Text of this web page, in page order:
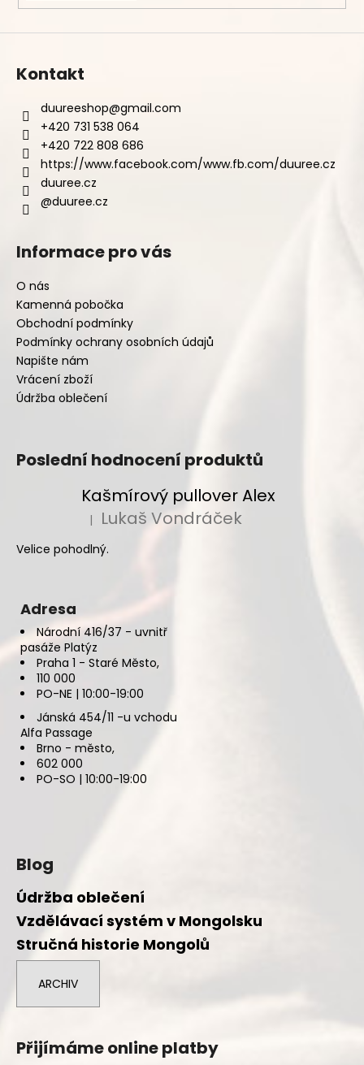
Kontakt
duureeshop@gmail.com
+420 731 538 064
+420 722 808 686
https://www.facebook.com/www.fb.com/duuree.cz
duuree.cz
@duuree.cz
Informace pro vás
O nás
Kamenná pobočka
Obchodní podmínky
Podmínky ochrany osobních údajů
Napište nám
Vrácení zboží
Údržba oblečení
Poslední hodnocení produktů
Kašmírový pullover Alex
Hodnocení produktu je 5 z 5 hvězdiček.
| Lukaš Vondráček
Velice pohodlný.
Adresa
Národní 416/37 - uvnitř
pasáže Platýz
Praha 1 - Staré Město,
110 000
PO-NE | 10:00-19:00
Jánská 454/11 -u vchodu
Alfa Passage
Brno - město,
602 000
PO-SO | 10:00-19:00
Blog
Údržba oblečení
Vzdělávací systém v Mongolsku
Stručná historie Mongolů
ARCHIV
Přijímáme online platby